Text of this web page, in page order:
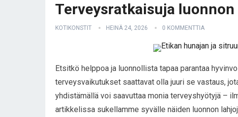
Terveysratkaisuja
KOTIKONSTIT HEINÄ 24, 2026 0 KOMMENTTIA
Etsitkö helppoa ja luonnollista tapaa parantaa
terveysvaikutukset saattavat olla juuri se vastaus,
yhdistämällä voi saavuttaa monia terveyshyötyjä –
artikkelissa sukellamme syvälle näiden luonnon